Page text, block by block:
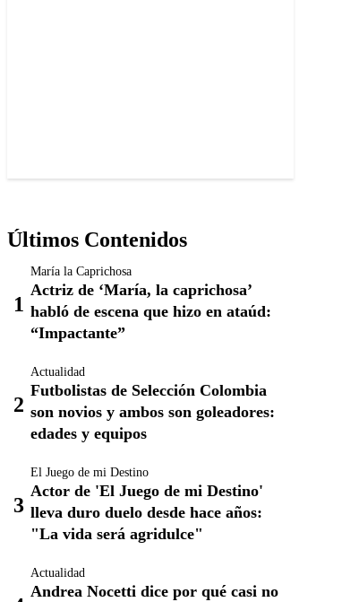
Últimos Contenidos
María la Caprichosa
Actriz de ‘María, la caprichosa’
habló de escena que hizo en ataúd:
“Impactante”
Actualidad
Futbolistas de Selección Colombia
son novios y ambos son goleadores:
edades y equipos
El Juego de mi Destino
Actor de 'El Juego de mi Destino'
lleva duro duelo desde hace años:
"La vida será agridulce"
Actualidad
Andrea Nocetti dice por qué casi no